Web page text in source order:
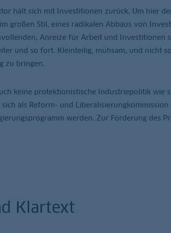
hält sich mit Investitionen zurück. Um hier
großen Stil, eines radikalen Abbaus von
Anreize für Arbeit und Investitionen
und so fort. Kleinteilig, mühsam, und nicht
zu bringen.
keine protektionistische Industriepolitik wie
als Reform- und
werden. Zur Förderung des
Klartext